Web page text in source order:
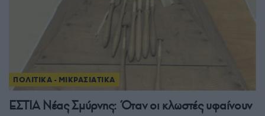
ΠΟΛΙΤΙΚΑ - ΜΙΚΡΑΣΙΑΤΙΚΑ
ΕΣΤΙΑ Νέας Σμύρνης: Όταν οι κλωστές υφαίνουν